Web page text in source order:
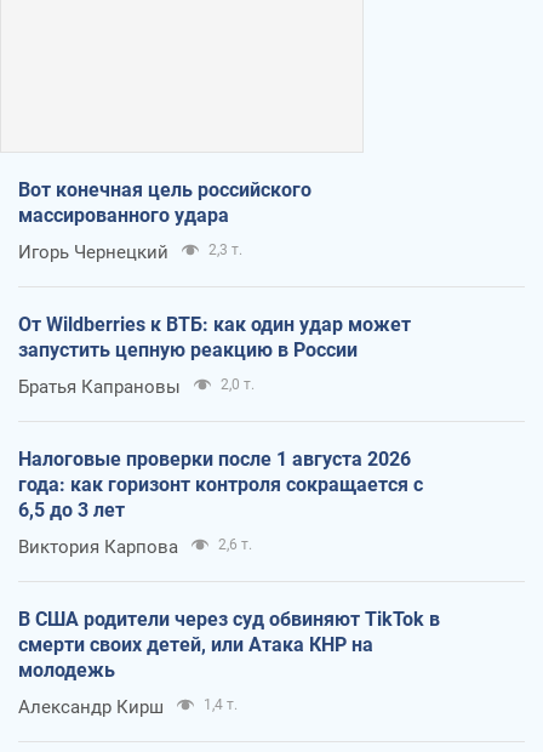
Вот конечная цель российского
массированного удара
Игорь Чернецкий 2,3 т.
От Wildberries к ВТБ: как один удар может
запустить цепную реакцию в России
Братья Капрановы 2,0 т.
Налоговые проверки после 1 августа 2026
года: как горизонт контроля сокращается с
6,5 до 3 лет
Виктория Карпова 2,6 т.
В США родители через суд обвиняют TikTok в
смерти своих детей, или Атака КНР на
молодежь
Александр Кирш 1,4 т.